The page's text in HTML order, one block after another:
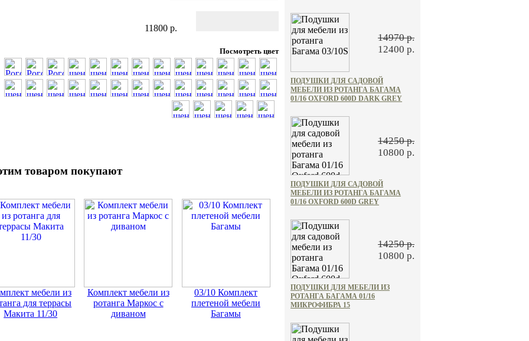
11800 р.
Посмотреть цвет
товаром покупают
мебели из
для террасы
Макита 11/30
Комплект мебели из
ротанга Маркос с
диваном
03/10 Комплект
плетеной мебели
Багамы
14970 р.
12400 р.
ПОДУШКИ ДЛЯ САДОВОЙ
МЕБЕЛИ ИЗ РОТАНГА БАГАМА
01/16 OXFORD 600D DARK GREY
14250 р.
10800 р.
ПОДУШКИ ДЛЯ САДОВОЙ
МЕБЕЛИ ИЗ РОТАНГА БАГАМА
01/16 OXFORD 600D GREY
14250 р.
10800 р.
ПОДУШКИ ДЛЯ МЕБЕЛИ ИЗ
РОТАНГА БАГАМА 01/16
МИКРОФИБРА 15